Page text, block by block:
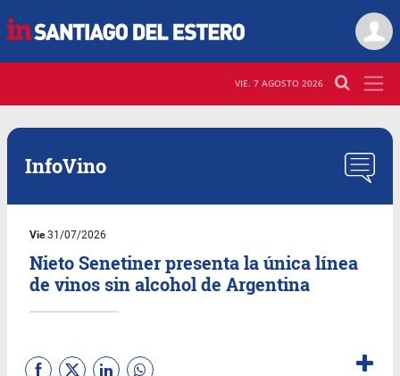
VIE. 7 AGOSTO 2026
InfoVino
Vie31/07/2026
Nieto Senetiner presenta la única línea
de vinos sin alcohol de Argentina